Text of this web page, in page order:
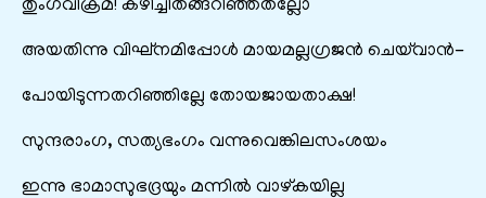
തുംഗവിക്രമ! കഴിച്ചിതങ്ങറിഞ്ഞതല്ലോ
അയതിന്നു വിഘ്നമിപ്പോൾ മായമല്ലഗ്രജൻ ചെയ്‌വാൻ-
പോയിടുന്നതറിഞ്ഞില്ലേ തോയജായതാക്ഷ!
സുന്ദരാംഗ, സത്യഭംഗം വന്നുവെങ്കിലസംശയം
ഇന്നു ഭാമാസുഭദ്രയും മന്നിൽ വാഴ്കയില്ല